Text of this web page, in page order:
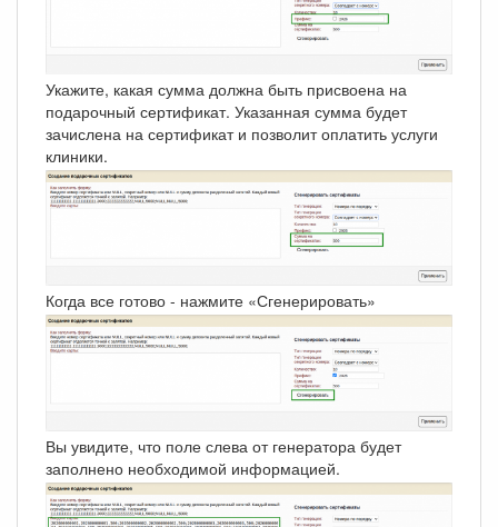
Укажите, какая сумма должна быть присвоена на
подарочный сертификат. Указанная сумма будет
зачислена на сертификат и позволит оплатить услуги
клиники.
Когда все готово - нажмите «Сгенерировать»
Вы увидите, что поле слева от генератора будет
заполнено необходимой информацией.